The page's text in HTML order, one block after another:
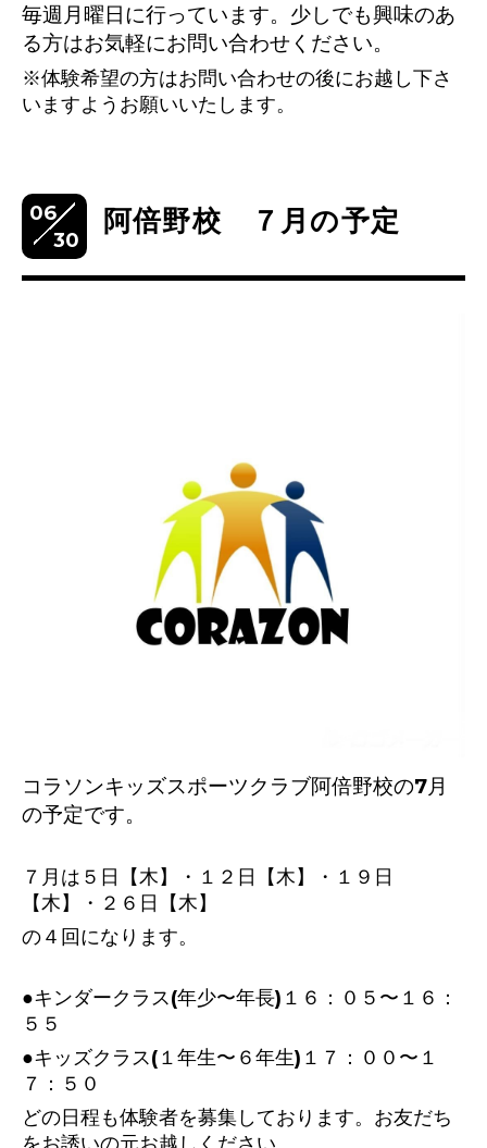
毎週月曜日に行っています。少しでも興味のあ
る方はお気軽にお問い合わせください。
※体験希望の方はお問い合わせの後にお越し下さ
いますようお願いいたします。
06
30
阿倍野校 ７月の予定
コラソンキッズスポーツクラブ阿倍野校の7月
の予定です。
７月は５日【木】・１２日【木】・１９日
【木】・２６日【木】
の４回になります。
●キンダークラス(年少〜年長)１６：０５〜１６：
５５
●キッズクラス(１年生〜６年生)１７：００〜１
７：５０
どの日程も体験者を募集しております。お友だち